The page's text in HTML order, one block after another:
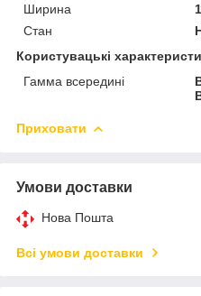
Ширина
Стан
Користувацькі
Гамма всередині
Приховати
Умови доставки
Нова Пошта
Всі умови доставки